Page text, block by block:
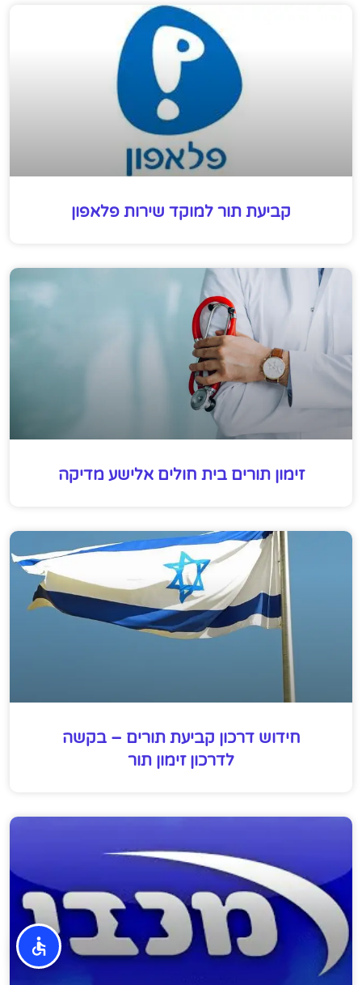
קביעת תור למוקד שירות פלאפון
זימון תורים בית חולים אלישע מדיקה
חידוש דרכון קביעת תורים – בקשה
לדרכון זימון תור